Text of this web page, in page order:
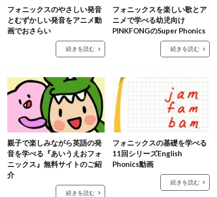
フォニックスのやさしい発音
とむずかしい発音をアニメ動
画でおさらい
続きを読む
フォニックスを楽しい歌とア
ニメで学べる幼児向け
PINKFONGのSuper Phonics
続きを読む
親子で楽しみながら英語の発
音を学べる『あいうえおフォ
ニックス』無料サイトのご紹
介
続きを読む
フォニックスの基礎を学べる
11回シリーズEnglish
Phonics動画
続きを読む